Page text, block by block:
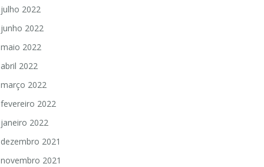
julho 2022
junho 2022
maio 2022
abril 2022
março 2022
fevereiro 2022
janeiro 2022
dezembro 2021
novembro 2021